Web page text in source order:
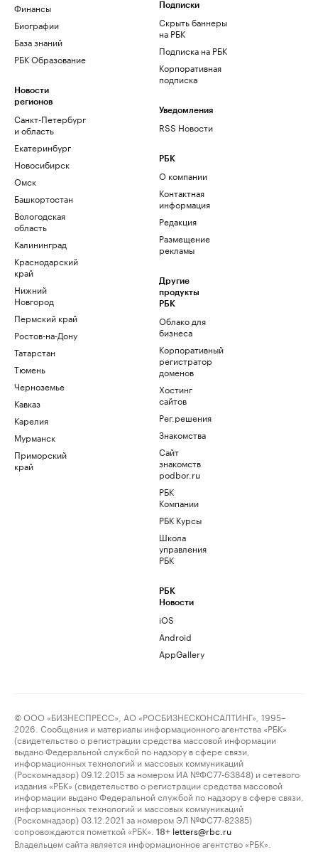
Финансы
Биографии
База знаний
РБК Образование
Новости
регионов
Санкт-Петербург
и область
Екатеринбург
Новосибирск
Омск
Башкортостан
Вологодская
область
Калининград
Краснодарский
край
Нижний
Новгород
Пермский край
Ростов-на-Дону
Татарстан
Тюмень
Черноземье
Кавказ
Карелия
Мурманск
Приморский
край
Подписки
Скрыть баннеры
на РБК
Подписка на РБК
Корпоративная
подписка
Уведомления
RSS Новости
РБК
О компании
Контактная
информация
Редакция
Размещение
рекламы
Другие
продукты
РБК
Облако для
бизнеса
Корпоративный
регистратор
доменов
Хостинг
сайтов
Рег.решения
Знакомства
Сайт
знакомств
podbor.ru
РБК
Компании
РБК Курсы
Школа
управления
РБК
РБК
Новости
iOS
Android
AppGallery
© ООО «БИЗНЕСПРЕСС», АО «РОСБИЗНЕСКОНСАЛТИНГ», 1995–
2026. Сообщения и материалы информационного агентства «РБК»
(свидетельство о регистрации средства массовой информации
выдано Федеральной службой по надзору в сфере связи,
информационных технологий и массовых коммуникаций
(Роскомнадзор) 09.12.2015 за номером ИА №ФС77-63848) и сетевого
издания «РБК» (свидетельство о регистрации средства массовой
информации выдано Федеральной службой по надзору в сфере связи,
информационных технологий и массовых коммуникаций
(Роскомнадзор) 03.12.2021 за номером ЭЛ №ФС77-82385)
сопровождаются пометкой «РБК».
18+ letters@rbc.ru
Владельцем сайта является информационное агентство «РБК».